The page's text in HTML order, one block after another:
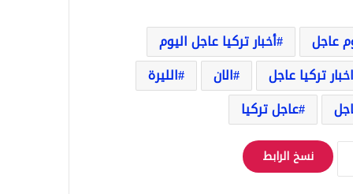
عاجل
أخبار تركيا عاجل اليوم
اخبار تركيا عاجل الان
الليرة
عاجل تركيا
نسخ الرابط